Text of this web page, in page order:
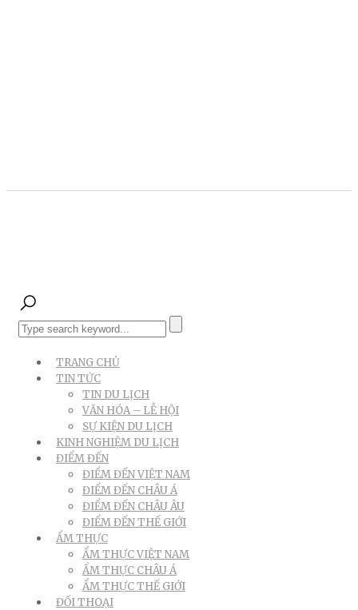
TRANG CHỦ
TIN TỨC
TIN DU LỊCH
VĂN HÓA – LỄ HỘI
SỰ KIỆN DU LỊCH
KINH NGHIỆM DU LỊCH
ĐIỂM ĐẾN
ĐIỂM ĐẾN VIỆT NAM
ĐIỂM ĐẾN CHÂU Á
ĐIỂM ĐẾN CHÂU ÂU
ĐIỂM ĐẾN THẾ GIỚI
ẨM THỰC
ẨM THỰC VIỆT NAM
ẨM THỰC CHÂU Á
ẨM THỰC THẾ GIỚI
ĐỐI THOẠI